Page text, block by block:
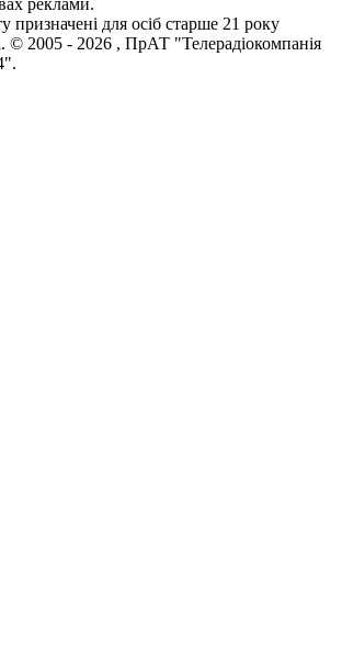
реклами.
призначені для осіб старше 21 року
© 2005 - 2026 , ПрАТ "Телерадіокомпанія